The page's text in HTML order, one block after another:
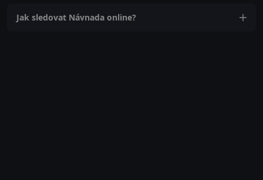
Jak sledovat Návnada online?